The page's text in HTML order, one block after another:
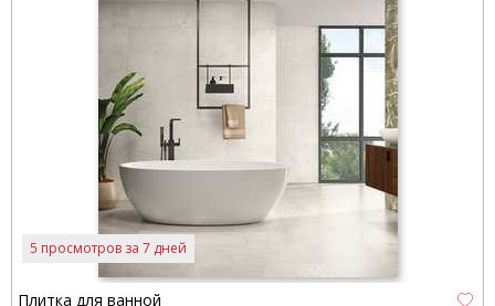
5 просмотров за 7 дней
Плитка для ванной